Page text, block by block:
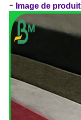
- Image de produit